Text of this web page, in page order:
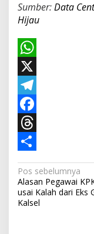
Sumber:Data
Hijau
W
h
a
s
A
p
p
X
T
e
e
g
r
F
a
c
e
b
T
h
r
e
S
h
a
N
a
v
Pos sebelumnya
Alasan Pegawai
usai Kalah dari Eks
Kalsel